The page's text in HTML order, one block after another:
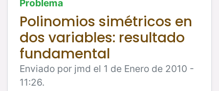
Problema
Polinomios simétricos en
dos variables: resultado
fundamental
Enviado por jmd el 1 de Enero de 2010 -
11:26.